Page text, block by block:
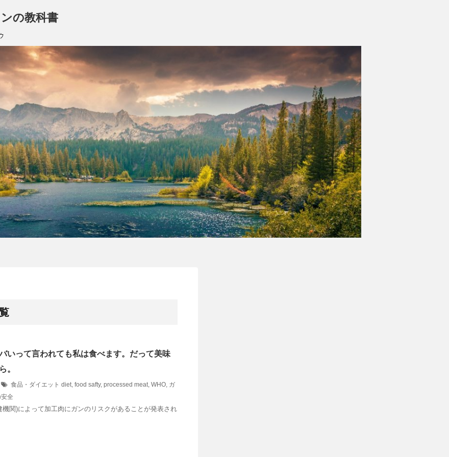
の教科書
いって言われても私は食べます。だって美味
。
食品・ダイエット diet, food safty, processed meat, WHO, ガ
全
機関)によって加工肉にガンのリスクがあることが発表され